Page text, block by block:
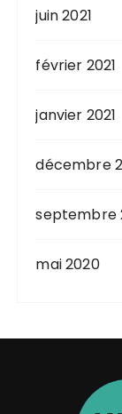
juin 2021
février 2021
janvier 2021
décembre
septembre
mai 2020